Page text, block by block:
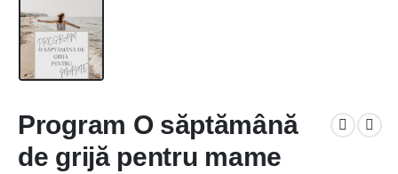
Program O săptămână
de grijă pentru mame